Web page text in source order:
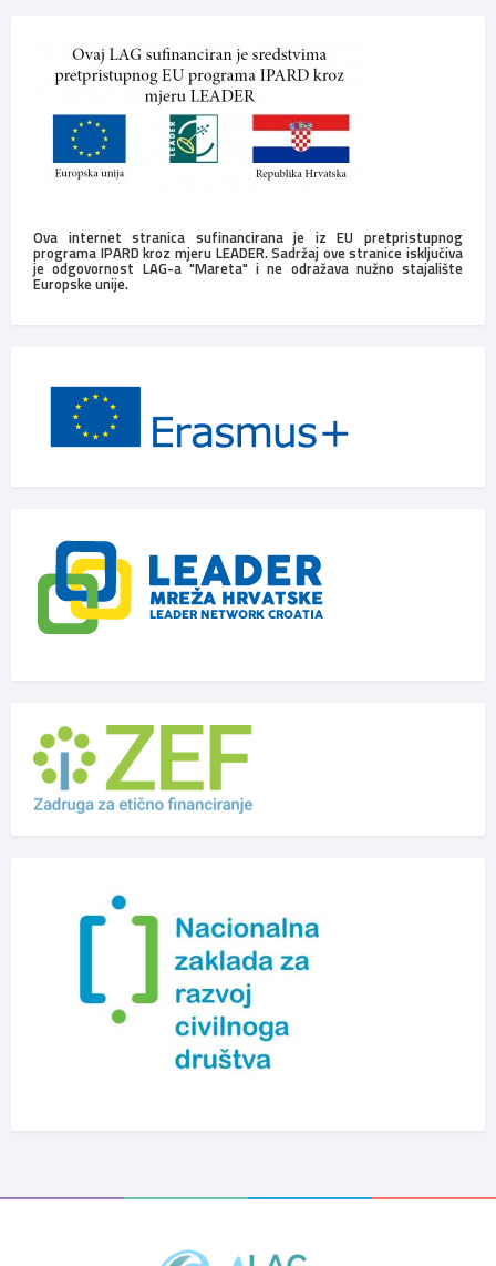
Ova internet stranica sufinancirana je iz EU pretpristupnog
programa IPARD kroz mjeru LEADER. Sadržaj ove stranice isključiva
je odgovornost LAG-a "Mareta" i ne odražava nužno stajalište
Europske unije.